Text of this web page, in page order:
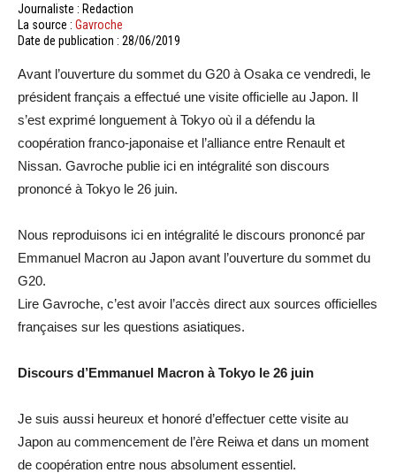
Journaliste : Redaction
La source : Gavroche
Date de publication : 28/06/2019
Avant l’ouverture du sommet du G20 à Osaka ce vendredi, le
président français a effectué une visite officielle au Japon. Il
s’est exprimé longuement à Tokyo où il a défendu la
coopération franco-japonaise et l’alliance entre Renault et
Nissan. Gavroche publie ici en intégralité son discours
prononcé à Tokyo le 26 juin.
Nous reproduisons ici en intégralité le discours prononcé par
Emmanuel Macron au Japon avant l’ouverture du sommet du
G20.
Lire Gavroche, c’est avoir l’accès direct aux sources officielles
françaises sur les questions asiatiques.
Discours d’Emmanuel Macron à Tokyo le 26 juin
Je suis aussi heureux et honoré d’effectuer cette visite au
Japon au commencement de l’ère Reiwa et dans un moment
de coopération entre nous absolument essentiel.